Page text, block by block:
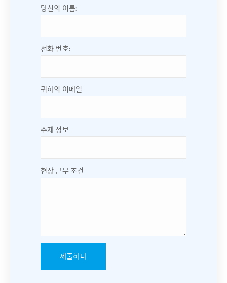
당신의 이름:
전화 번호:
귀하의 이메일
주제 정보
현장 근무 조건